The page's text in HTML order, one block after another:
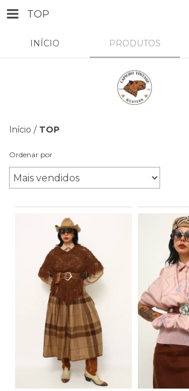
TOP
INÍCIO PRODUTOS
Início / TOP
Ordenar por